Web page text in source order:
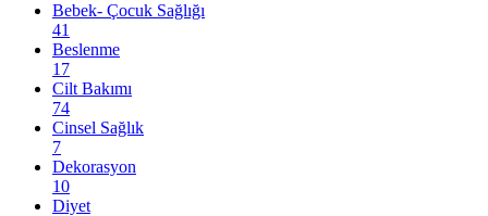
Bebek- Çocuk Sağlığı
41
Beslenme
17
Cilt Bakımı
74
Cinsel Sağlık
7
Dekorasyon
10
Diyet